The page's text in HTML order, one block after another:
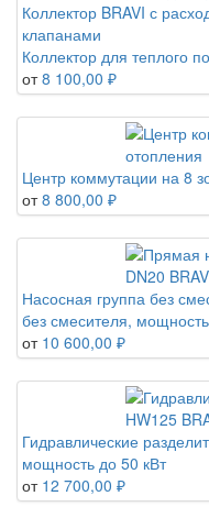
Коллектор BRAVI с
клапанами
Коллектор для теплого
от 8 100,00 ₽
Центр коммутации на 8
от 8 800,00 ₽
Насосная группа без
без смесителя,
от 10 600,00 ₽
Гидравлические
мощность до 50 кВт
от 12 700,00 ₽